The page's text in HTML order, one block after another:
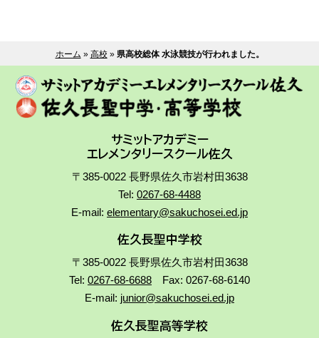
ホーム » 高校» 県高校総体 水泳競技が行われました。
サミットアカデミー
エレメンタリースクール佐久
〒385-0022 長野県佐久市岩村田3638
Tel: 0267-68-4488
E-mail: elementary@sakuchosei.ed.jp
佐久長聖中学校
〒385-0022 長野県佐久市岩村田3638
Tel: 0267-68-6688 Fax: 0267-68-6140
E-mail: junior@sakuchosei.ed.jp
佐久長聖高等学校